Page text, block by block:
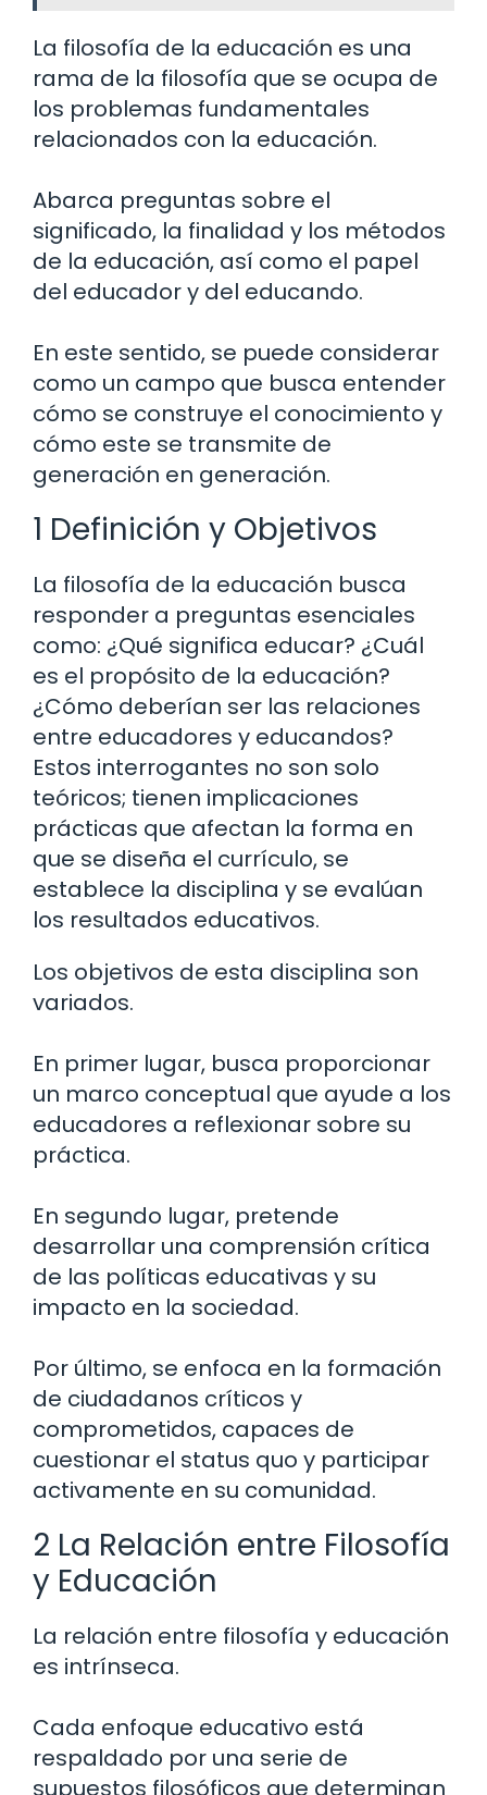
La filosofía de la educación es una
rama de la filosofía que se ocupa de
los problemas fundamentales
relacionados con la educación.
Abarca preguntas sobre el
significado, la finalidad y los métodos
de la educación, así como el papel
del educador y del educando.
En este sentido, se puede considerar
como un campo que busca entender
cómo se construye el conocimiento y
cómo este se transmite de
generación en generación.
1 Definición y Objetivos
La filosofía de la educación busca
responder a preguntas esenciales
como: ¿Qué significa educar? ¿Cuál
es el propósito de la educación?
¿Cómo deberían ser las relaciones
entre educadores y educandos?
Estos interrogantes no son solo
teóricos; tienen implicaciones
prácticas que afectan la forma en
que se diseña el currículo, se
establece la disciplina y se evalúan
los resultados educativos.
Los objetivos de esta disciplina son
variados.
En primer lugar, busca proporcionar
un marco conceptual que ayude a los
educadores a reflexionar sobre su
práctica.
En segundo lugar, pretende
desarrollar una comprensión crítica
de las políticas educativas y su
impacto en la sociedad.
Por último, se enfoca en la formación
de ciudadanos críticos y
comprometidos, capaces de
cuestionar el status quo y participar
activamente en su comunidad.
2 La Relación entre Filosofía
y Educación
La relación entre filosofía y educación
es intrínseca.
Cada enfoque educativo está
respaldado por una serie de
supuestos filosóficos que determinan